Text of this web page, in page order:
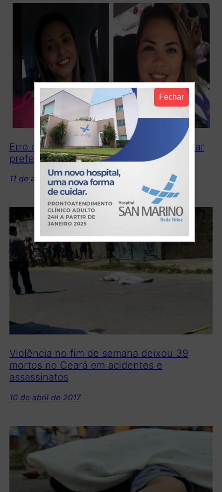
Fechar
Erro de execução: pistoleiros foram matar
prefeita e balearam ex-secretária
11 de abril de 2017
Violência no fim de semana deixou 39
mortos no Ceará em acidentes e
assassinatos
10 de abril de 2017